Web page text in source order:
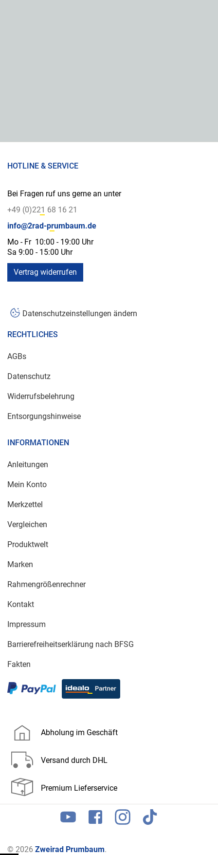
HOTLINE & SERVICE
Bei Fragen ruf uns gerne an unter
+49 (0)221 68 16 21
info@2rad-prumbaum.de
Mo - Fr 10:00 - 19:00 Uhr
Sa 9:00 - 15:00 Uhr
Vertrag widerrufen
Datenschutzeinstellungen ändern
RECHTLICHES
AGBs
Datenschutz
Widerrufsbelehrung
Entsorgungshinweise
INFORMATIONEN
Anleitungen
Mein Konto
Merkzettel
Vergleichen
Produktwelt
Marken
Rahmengrößenrechner
Kontakt
Impressum
Barrierefreiheitserklärung nach BFSG
Fakten
Abholung im Geschäft
Versand durch DHL
Premium Lieferservice
© 2026 Zweirad Prumbaum.